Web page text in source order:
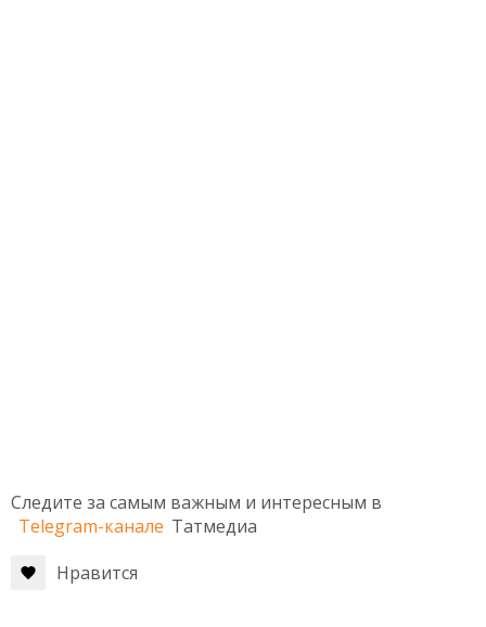
Следите за самым важным и интересным в
Telegram-канале Татмедиа
Нравится